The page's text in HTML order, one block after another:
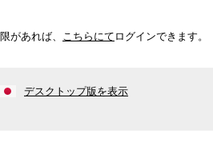
があれば、 こちらにて ログインできます。
デスクトップ版を表示